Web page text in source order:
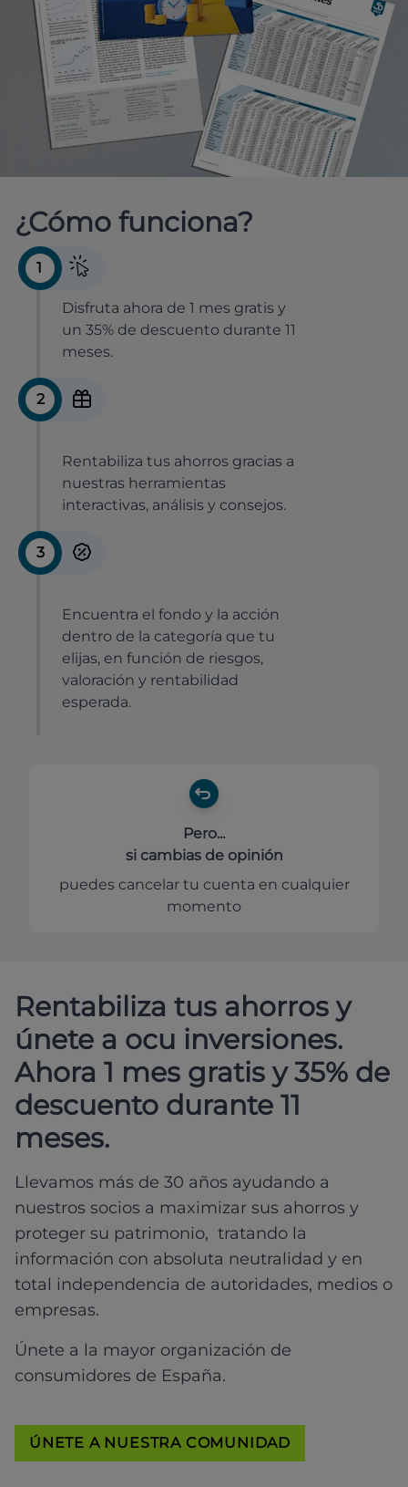
¿Cómo funciona?
1
Disfruta ahora de 1 mes gratis y
un 35% de descuento durante 11
meses.
2
Rentabiliza tus ahorros gracias a
nuestras herramientas
interactivas, análisis y consejos.
3
Encuentra el fondo y la acción
dentro de la categoría que tu
elijas, en función de riesgos,
valoración y rentabilidad
esperada.
Pero...
si cambias de opinión
puedes cancelar tu cuenta en cualquier
momento
Rentabiliza tus ahorros y
únete a ocu inversiones.
Ahora 1 mes gratis y 35% de
descuento durante 11
meses.
Llevamos más de 30 años ayudando a
nuestros socios a maximizar sus ahorros y
proteger su patrimonio, tratando la
información con absoluta neutralidad y en
total independencia de autoridades, medios o
empresas.
Únete a la mayor organización de
consumidores de España.
ÚNETE A NUESTRA COMUNIDAD